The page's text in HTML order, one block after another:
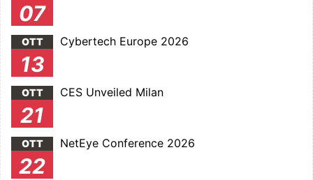
07
OTT
13
Cybertech Europe 2026
OTT
21
CES Unveiled Milan
OTT
22
NetEye Conference 2026